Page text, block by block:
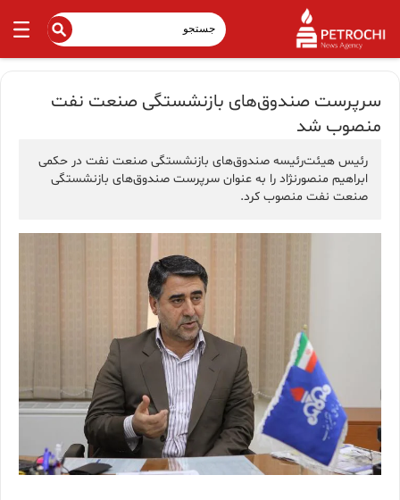
سرپرست صندوق‌های بازنشستگی صنعت نفت
منصوب شد
رئیس هیئت‌رئیسه صندوق‌های بازنشستگی صنعت نفت در حکمی
ابراهیم منصورنژاد را به عنوان سرپرست صندوق‌های بازنشستگی
صنعت نفت منصوب کرد.